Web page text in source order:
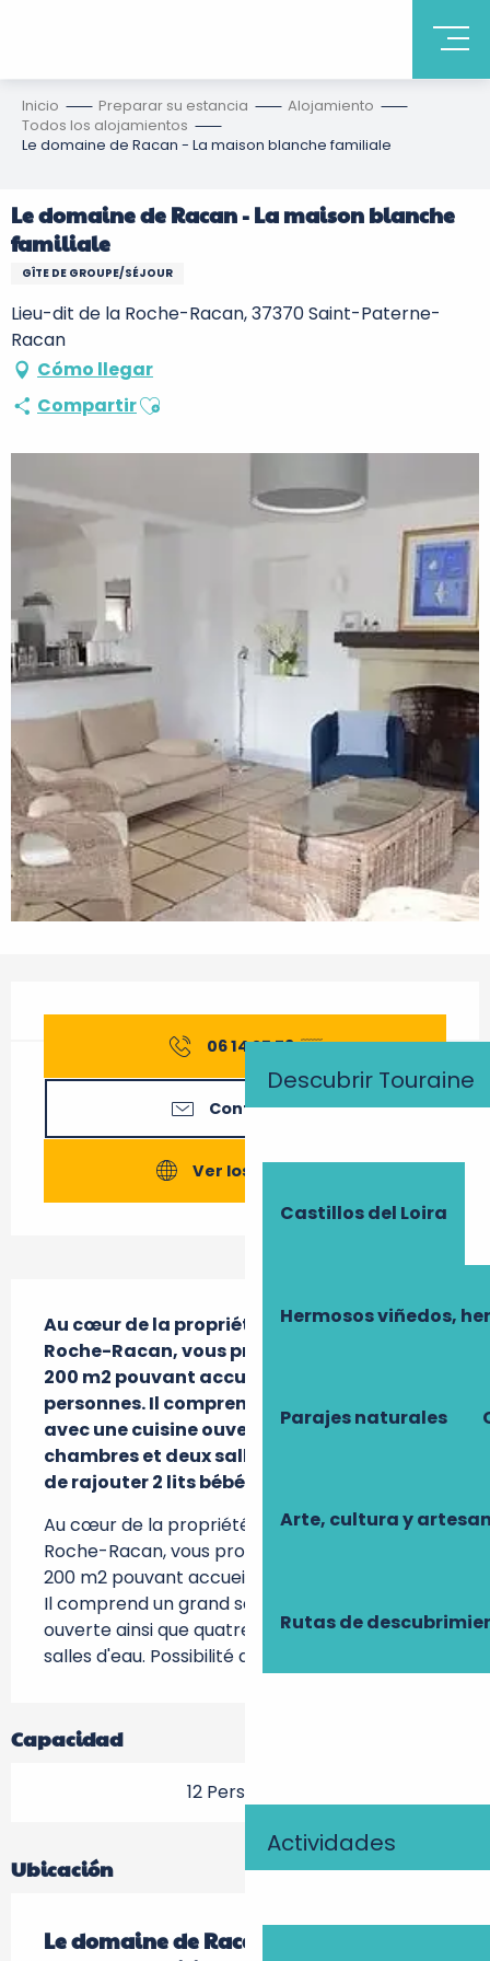
Descubrir Touraine
Castillos del Loira
Hermosos viñedos,
Parajes naturales
Arte, cultura y
Rutas de
Actividades
Inicio Preparar su estancia
Alojamiento
Todos los alojamientos
Le domaine de Racan - La maison blanche familiale
Le domaine de Racan - La maison blanche
familiale
GÎTE DE GROUPE/SÉJOUR
Lieu-dit de la Roche-Racan, 37370 Saint-Paterne-
Racan
Cómo llegar
CompartirAjouter aux favoris
06 14 25 79▒▒
Contáctenos
Ver los sitios web
Au cœur de la propriété du château de la
Roche-Racan, vous profiterez de ce gîte de
200 m2 pouvant accueillir jusqu'à 12
personnes. Il comprend un grand salon
avec une cuisine ouverte ainsi que quatre
chambres et deux salles d'eau. Possibilité
de rajouter 2 lits bébé.
Au cœur de la propriété du château de la
Roche-Racan, vous profiterez de ce gîte de
200 m2 pouvant accueillir jusqu'à 12 personnes.
Il comprend un grand salon avec une cuisine
ouverte ainsi que quatre chambres et deux
salles d'eau. Possibilité de rajouter 2 lits bébé.
Capacidad
12 Persona(s)
Ubicación
Le domaine de Racan - La maison